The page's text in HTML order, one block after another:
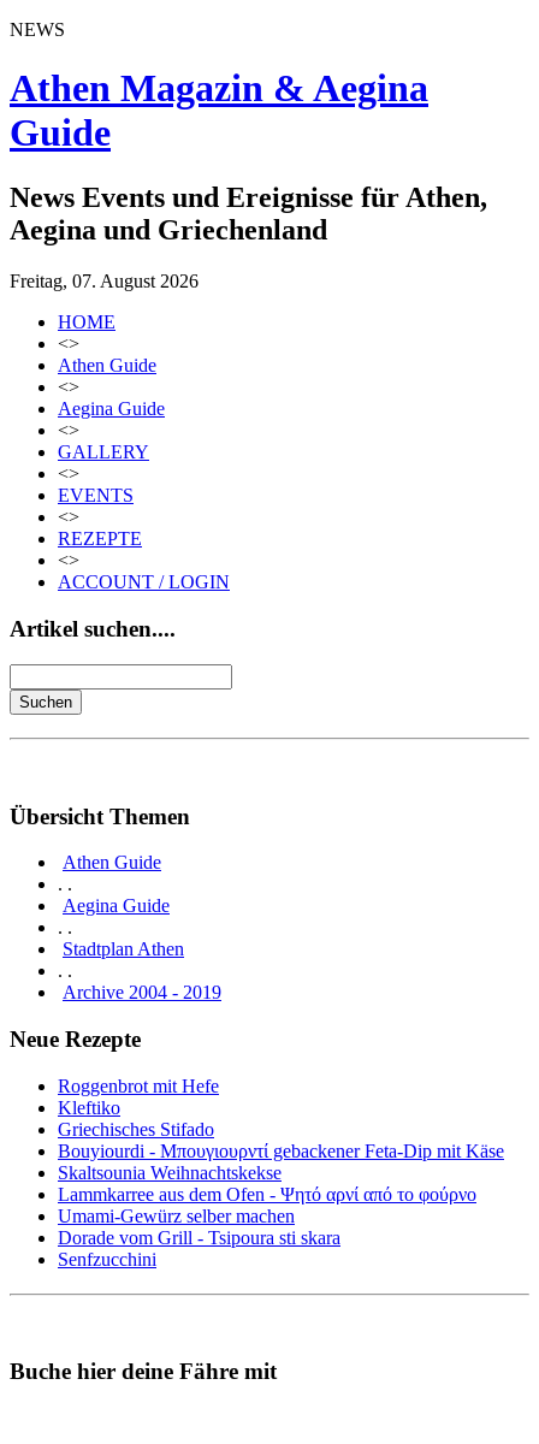
NEWS
Athen Magazin & Aegina
Guide
News Events und Ereignisse für Athen,
Aegina und Griechenland
Freitag, 07. August 2026
HOME
<>
Athen Guide
<>
Aegina Guide
<>
GALLERY
<>
EVENTS
<>
REZEPTE
<>
ACCOUNT / LOGIN
Artikel suchen....
Übersicht Themen
Athen Guide
. .
Aegina Guide
. .
Stadtplan Athen
. .
Archive 2004 - 2019
Neue Rezepte
Roggenbrot mit Hefe
Kleftiko
Griechisches Stifado
Bouyiourdi - Μπουγιουρντί gebackener Feta-Dip mit Käse
Skaltsounia Weihnachtskekse
Lammkarree aus dem Ofen - Ψητό αρνί από το φούρνο
Umami-Gewürz selber machen
Dorade vom Grill - Tsipoura sti skara
Senfzucchini
Buche hier deine Fähre mit